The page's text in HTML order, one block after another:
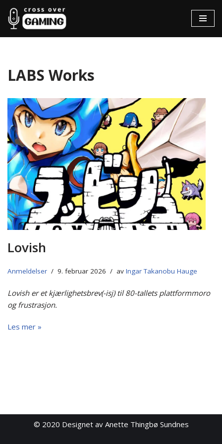
Hopp
til
LABS Works
Lovish
Anmeldelser 9. februar 2026 av Ingar Takanobu Hauge
Lovish er et kjærlighetsbrev(-isj) til 80-tallets plattformmoro
og frustrasjon.
Les mer »
© 2020 Designet av Anette Thingbø Sundnes